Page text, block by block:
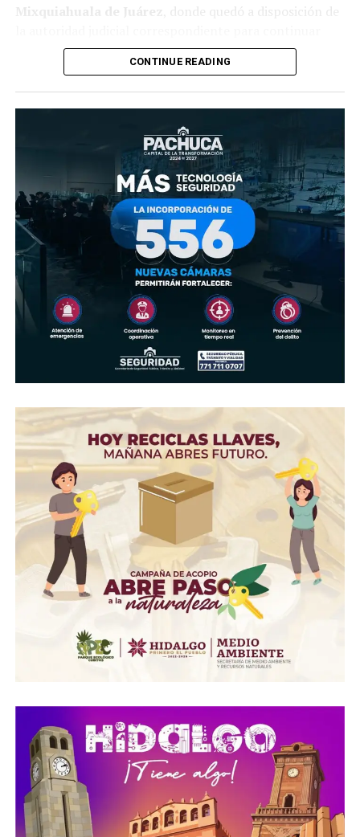
Mixquiahuala de Juárez
, donde quedó a disposición de
con el proceso legal.
CONTINUE READING